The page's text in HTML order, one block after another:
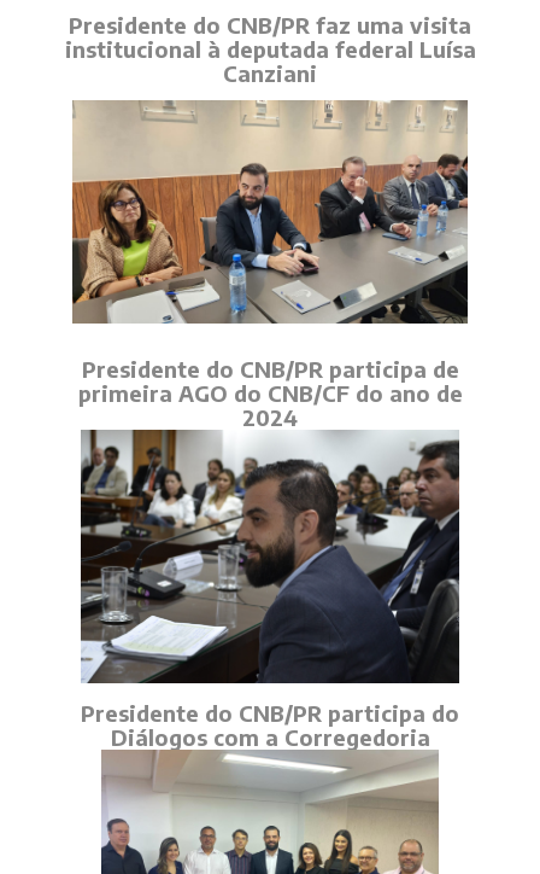
Presidente do CNB/PR faz uma visita
institucional à deputada federal Luísa
Canziani
Presidente do CNB/PR participa de
primeira AGO do CNB/CF do ano de
2024
Presidente do CNB/PR participa do
Diálogos com a Corregedoria